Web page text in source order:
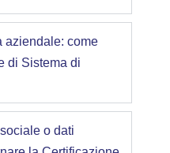
aziendale: come
di Sistema di
o dati